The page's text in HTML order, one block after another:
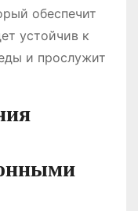
обеспечит
устойчив к
и прослужит